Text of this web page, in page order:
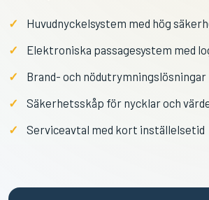
Huvudnyckelsystem med hög
Elektroniska passagesystem med
Brand- och nödutrymningslösningar
Säkerhetsskåp för nycklar och
Serviceavtal med kort inställelsetid